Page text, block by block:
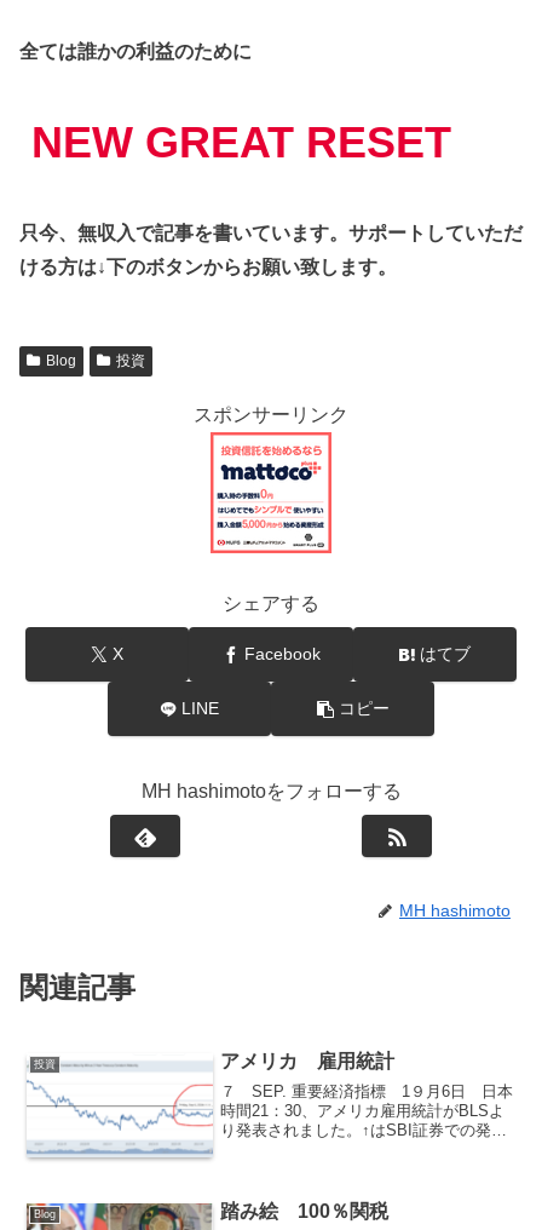
全ては誰かの利益のために
NEW GREAT RESET
只今、無収入で記事を書いています。サポートしていただ
ける方は↓下のボタンからお願い致します。
Blog 投資
スポンサーリンク
シェアする
X Facebook はてブ
LINE コピー
MH hashimotoをフォローする
MH hashimoto
関連記事
投資 アメリカ 雇用統計
７ SEP. 重要経済指標 1９月6日 日本
時間21：30、アメリカ雇用統計がBLSよ
り発表されました。↑はSBI証券での発表
Blog 踏み絵 100％関税